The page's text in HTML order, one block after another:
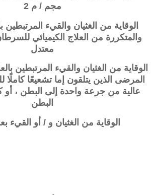
مجم / م 2
الوقاية من الغثيان والقيء المرتبطين
والمتكررة من العلاج الكيميائي
معتدل
الوقاية من الغثيان والقيء المرتبطين
المرضى الذين يتلقون إما تشعيعًا
عالية من جرعة واحدة إلى البطن ،
البطن
الوقاية من الغثيان و / أو القيء